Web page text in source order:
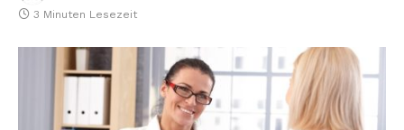
3 Minuten Lesezeit